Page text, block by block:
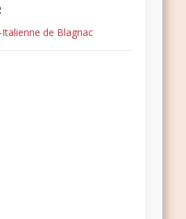
de Blagnac